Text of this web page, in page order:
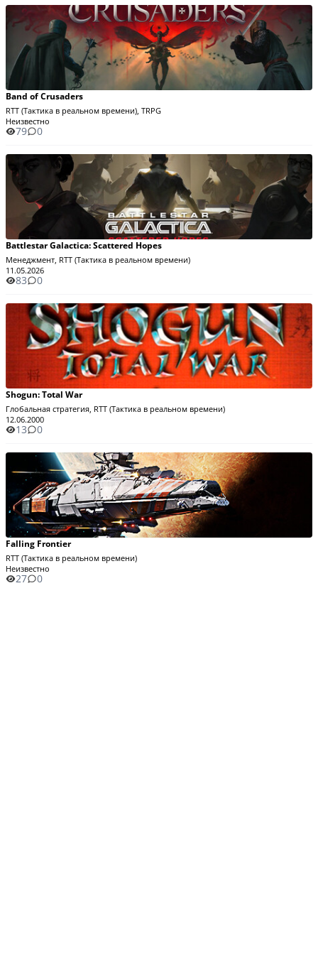
Band of Crusaders
RTT (Тактика в реальном времени), TRPG
Неизвестно
79 0
Battlestar Galactica: Scattered Hopes
Менеджмент, RTT (Тактика в реальном времени)
11.05.2026
83 0
Shogun: Total War
Глобальная стратегия, RTT (Тактика в реальном времени)
12.06.2000
13 0
Falling Frontier
RTT (Тактика в реальном времени)
Неизвестно
27 0